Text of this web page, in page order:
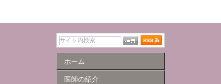
ホーム
医師の紹介